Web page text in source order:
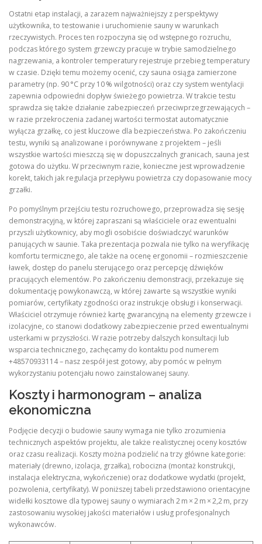
Ostatni etap instalacji, a zarazem najważniejszy z perspektywy
użytkownika, to testowanie i uruchomienie sauny w warunkach
rzeczywistych. Proces ten rozpoczyna się od wstępnego rozruchu,
podczas którego system grzewczy pracuje w trybie samodzielnego
nagrzewania, a kontroler temperatury rejestruje przebieg temperatury
w czasie. Dzięki temu możemy ocenić, czy sauna osiąga zamierzone
parametry (np. 90 °C przy 10 % wilgotności) oraz czy system wentylacji
zapewnia odpowiedni dopływ świeżego powietrza. W trakcie testu
sprawdza się także działanie zabezpieczeń przeciwprzegrzewających –
w razie przekroczenia zadanej wartości termostat automatycznie
wyłącza grzałkę, co jest kluczowe dla bezpieczeństwa. Po zakończeniu
testu, wyniki są analizowane i porównywane z projektem – jeśli
wszystkie wartości mieszczą się w dopuszczalnych granicach, sauna jest
gotowa do użytku. W przeciwnym razie, konieczne jest wprowadzenie
korekt, takich jak regulacja przepływu powietrza czy dopasowanie mocy
grzałki.
Po pomyślnym przejściu testu rozruchowego, przeprowadza się sesję
demonstracyjną, w której zapraszani są właściciele oraz ewentualni
przyszli użytkownicy, aby mogli osobiście doświadczyć warunków
panujących w saunie. Taka prezentacja pozwala nie tylko na weryfikację
komfortu termicznego, ale także na ocenę ergonomii – rozmieszczenie
ławek, dostęp do panelu sterującego oraz percepcję dźwięków
pracujących elementów. Po zakończeniu demonstracji, przekazuje się
dokumentację powykonawczą, w której zawarte są wszystkie wyniki
pomiarów, certyfikaty zgodności oraz instrukcje obsługi i konserwacji.
Właściciel otrzymuje również kartę gwarancyjną na elementy grzewcze i
izolacyjne, co stanowi dodatkowy zabezpieczenie przed ewentualnymi
usterkami w przyszłości. W razie potrzeby dalszych konsultacji lub
wsparcia technicznego, zachęcamy do kontaktu pod numerem
+48570933114 – nasz zespół jest gotowy, aby pomóc w pełnym
wykorzystaniu potencjału nowo zainstalowanej sauny.
Koszty i harmonogram – analiza
ekonomiczna
Podjęcie decyzji o budowie sauny wymaga nie tylko zrozumienia
technicznych aspektów projektu, ale także realistycznej oceny kosztów
oraz czasu realizacji. Koszty można podzielić na trzy główne kategorie:
materiały (drewno, izolacja, grzałka), robocizna (montaż konstrukcji,
instalacja elektryczna, wykończenie) oraz dodatkowe wydatki (projekt,
pozwolenia, certyfikaty). W poniższej tabeli przedstawiono orientacyjne
widełki kosztowe dla typowej sauny o wymiarach 2 m × 2 m × 2,2 m, przy
zastosowaniu wysokiej jakości materiałów i usług profesjonalnych
wykonawców.